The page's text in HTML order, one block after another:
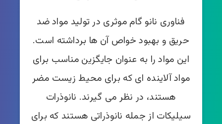
فناوری نانو گام موثری در تولید مواد ضد
حریق و بهبود خواص آن ها برداشته است.
این مواد را به عنوان جایگزین مناسب برای
مواد آلاینده ای که برای محیط زیست مضر
هستند، در نظر می گیرند. نانوذرات
سیلیکات از جمله نانوذراتی هستند که برای